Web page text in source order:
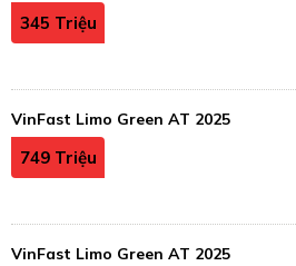
345 Triệu
VinFast Limo Green AT 2025
749 Triệu
VinFast Limo Green AT 2025